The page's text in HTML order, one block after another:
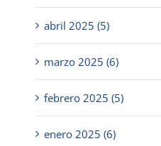
abril 2025 (5)
marzo 2025 (6)
febrero 2025 (5)
enero 2025 (6)